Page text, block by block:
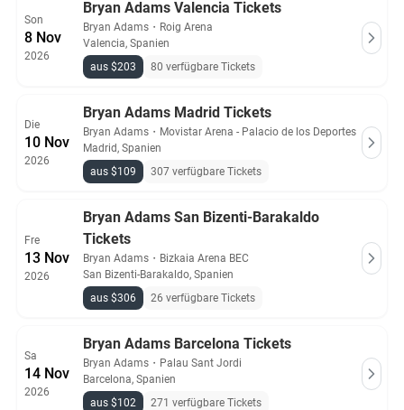
Son
8 Nov
2026
Bryan Adams Valencia Tickets
Bryan Adams ・ Roig Arena
Valencia, Spanien
aus $203
80 verfügbare Tickets
Die
10 Nov
2026
Bryan Adams Madrid Tickets
Bryan Adams ・ Movistar Arena - Palacio de los Deportes
Madrid, Spanien
aus $109
307 verfügbare Tickets
Fre
13 Nov
2026
Bryan Adams San Bizenti-Barakaldo
Tickets
Bryan Adams ・ Bizkaia Arena BEC
San Bizenti-Barakaldo, Spanien
aus $306
26 verfügbare Tickets
Sa
14 Nov
2026
Bryan Adams Barcelona Tickets
Bryan Adams ・ Palau Sant Jordi
Barcelona, Spanien
aus $102
271 verfügbare Tickets